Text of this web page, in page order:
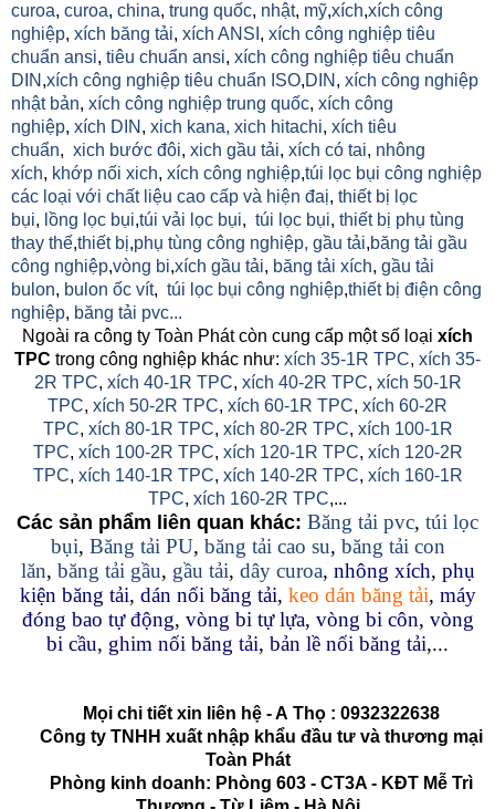
curoa, curoa, china, trung quốc, nhật, mỹ,xích,xích công
nghiệp, xích băng tải, xích ANSI , xích công nghiệp tiêu
chuẩn ansi, tiêu chuẩn ansi, xích công nghiệp tiêu chuẩn
DIN ,xích công nghiệp tiêu chuẩn ISO,DIN , xích công nghiệp
nhật bản, xích công nghiệp trung quốc, xích công
nghiệp, xích DIN , xich kana, xich hitachi, xích tiêu
chuẩn, xich bước đôi, xich gầu tải, xích có tai, nhông
xích, khớp nối xich, xích công nghiệp,túi lọc bụi công nghiệp
các loại với chất liệu cao cấp và hiện đaị, thiết bị lọc
bụi, lồng lọc bụi,túi vải lọc bụi, túi lọc bụi, thiết bị phụ tùng
thay thế,thiết bị,phụ tùng công nghiệp, gầu tải,băng tải gầu
công nghiệp,vòng bi,xích gầu tải, băng tải xích, gầu tải
bulon, bulon ốc vít, túi lọc bụi công nghiệp,thiết bị điện công
nghiệp, băng tải pvc...
Ngoài ra công ty Toàn Phát còn cung cấp một số loại xích
TPC trong công nghiệp khác như: xích 35-1R TPC, xích 35-
2R TPC, xích 40-1R TPC, xích 40-2R TPC, xích 50-1R
TPC, xích 50-2R TPC, xích 60-1R TPC, xích 60-2R
TPC, xích 80-1R TPC, xích 80-2R TPC, xích 100-1R
TPC, xích 100-2R TPC, xích 120-1R TPC, xích 120-2R
TPC, xích 140-1R TPC, xích 140-2R TPC, xích 160-1R
TPC, xích 160-2R TPC,...
Các sản phẩm liên quan khác: Băng tải pvc, túi lọc
bụi, Băng tải PU, băng tải cao su, băng tải con
lăn, băng tải gầu, gầu tải, dây curoa, nhông xích, phụ
kiện băng tải, dán nối băng tải, keo dán băng tải, máy
đóng bao tự động, vòng bi tự lựa, vòng bi côn, vòng
bi cầu, ghim nối băng tải, bản lề nối băng tải,...
Mọi chi tiết xin liên hệ - A Thọ : 0932322638
Công ty TNHH xuất nhập khẩu đầu tư và thương mại
Toàn Phát
Phòng kinh doanh: Phòng 603 - CT3A - KĐT Mễ Trì